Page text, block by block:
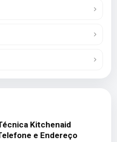
Kitchenaid
e Endereço